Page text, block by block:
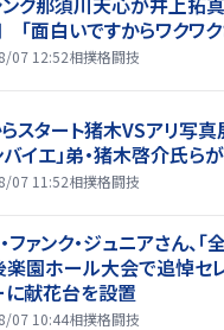
「面白いですからワクワク
07 12:52相撲格闘技
スタート猪木VSアリ写
イエ」弟・猪木啓介氏ら
07 11:52相撲格闘技
ファンク・ジュニアさん、
後楽園ホール大会で追悼
に献花台を設置
07 10:44相撲格闘技